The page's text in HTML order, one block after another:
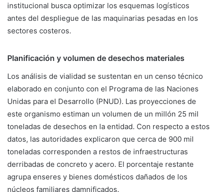
institucional busca optimizar los esquemas logísticos
antes del despliegue de las maquinarias pesadas en los
sectores costeros.
Planificación y volumen de desechos materiales
Los análisis de vialidad se sustentan en un censo técnico
elaborado en conjunto con el Programa de las Naciones
Unidas para el Desarrollo (PNUD). Las proyecciones de
este organismo estiman un volumen de un millón 25 mil
toneladas de desechos en la entidad. Con respecto a estos
datos, las autoridades explicaron que cerca de 900 mil
toneladas corresponden a restos de infraestructuras
derribadas de concreto y acero. El porcentaje restante
agrupa enseres y bienes domésticos dañados de los
núcleos familiares damnificados.